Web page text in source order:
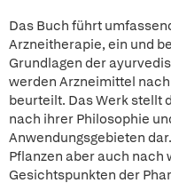
Das Buch führt
Arzneitherapie, ein und
Grundlagen der
werden Arzneimittel
beurteilt. Das Werk stellt
nach ihrer Philosophie
Anwendungsgebieten
Pflanzen aber auch
Gesichtspunkten der